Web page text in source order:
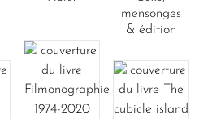
mensonges
& édition